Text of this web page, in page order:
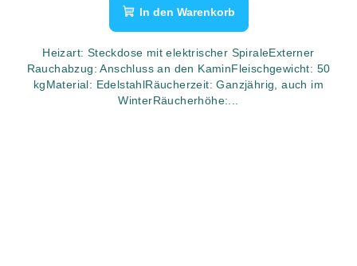
In den Warenkorb
Heizart: Steckdose mit elektrischer SpiraleExterner
Rauchabzug: Anschluss an den KaminFleischgewicht: 50
kgMaterial: EdelstahlRäucherzeit: Ganzjährig, auch im
WinterRäucherhöhe:...